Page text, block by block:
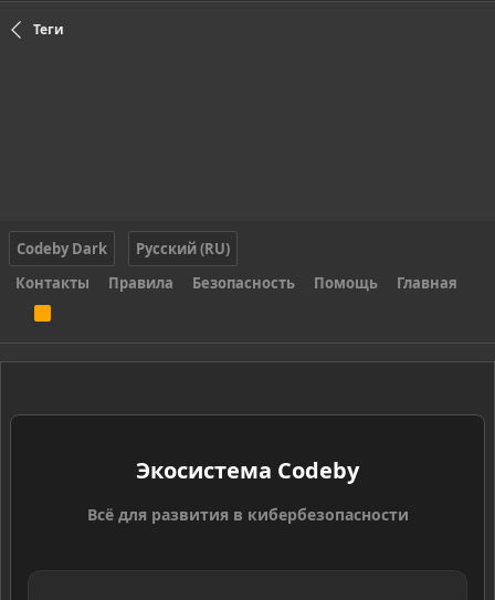
Теги
Codeby Dark
Русский (RU)
Контакты
Правила Безопасность Помощь Главная
S
Экосистема Codeby
Всё для развития в кибербезопасности